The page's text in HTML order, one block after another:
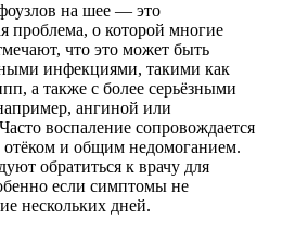
на шее — это
проблема, о которой многие
что это может быть
инфекциями, такими как
а также с более серьёзными
ангиной или
воспаление сопровождается
отёком и общим недомоганием.
обратиться к врачу для
если симптомы не
нескольких дней.